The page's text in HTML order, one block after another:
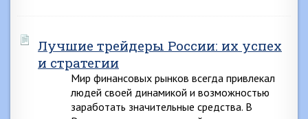
Лучшие трейдеры России: их успех
и стратегии
Мир финансовых рынков всегда привлекал
людей своей динамикой и возможностью
заработать значительные средства. В